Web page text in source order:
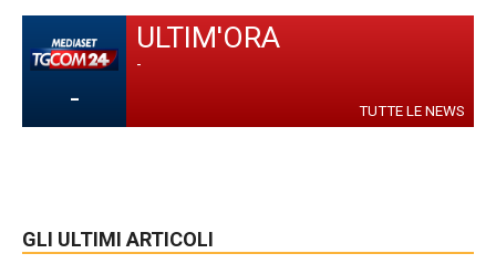
-
ULTIM'ORA
-
TUTTE LE NEWS
GLI ULTIMI ARTICOLI